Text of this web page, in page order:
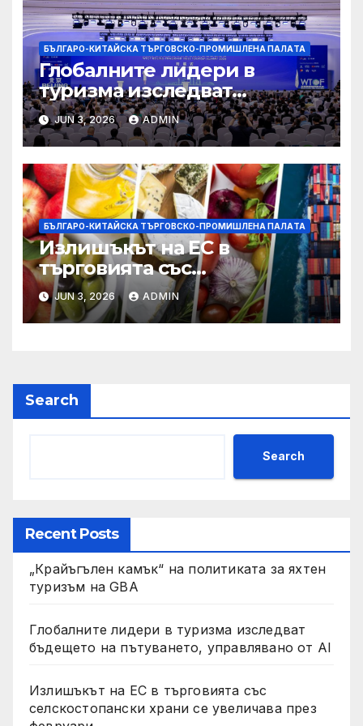
БЪЛГАРО-КИТАЙСКА ТЪРГОВСКО-ПРОМИШЛЕНА ПАЛAТА
Глобалните лидери в
туризма изследват
бъдещето на пътуването,
управлявано от AI
JUN 3, 2026 ADMIN
БЪЛГАРО-КИТАЙСКА ТЪРГОВСКО-ПРОМИШЛЕНА ПАЛAТА
Излишъкът на ЕС в
търговията със
селскостопански храни се
увеличава през февруари
JUN 3, 2026 ADMIN
Search
Search
Recent Posts
„Крайъгълен камък“ на политиката за яхтен
туризъм на GBA
Глобалните лидери в туризма изследват
бъдещето на пътуването, управлявано от AI
Излишъкът на ЕС в търговията със
селскостопански храни се увеличава през